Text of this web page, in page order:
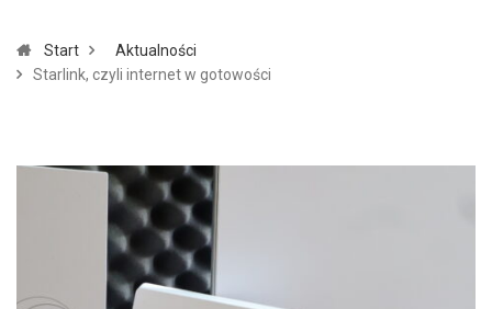
Rozdzielczość
Czcionki
remove_circle_outline
Start
Aktualności
Starlink, czyli internet w gotowości